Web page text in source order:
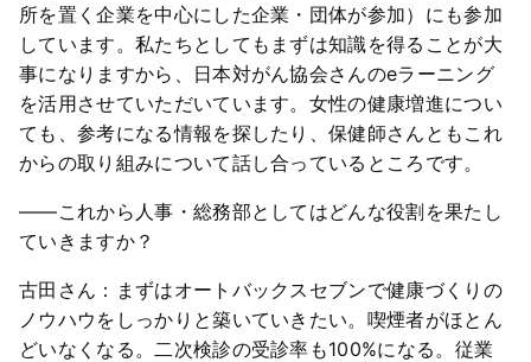
所を置く企業を中心にした企業・団体が参加）にも参加
しています。私たちとしてもまずは知識を得ることが大
事になりますから、日本対がん協会さんのeラーニング
を活用させていただいています。女性の健康増進につい
ても、参考になる情報を探したり、保健師さんともこれ
からの取り組みについて話し合っているところです。
――これから人事・総務部としてはどんな役割を果たし
ていきますか？
古田さん：まずはオートバックスセブンで健康づくりの
ノウハウをしっかりと築いていきたい。喫煙者がほとん
どいなくなる。二次検診の受診率も100%になる。従業